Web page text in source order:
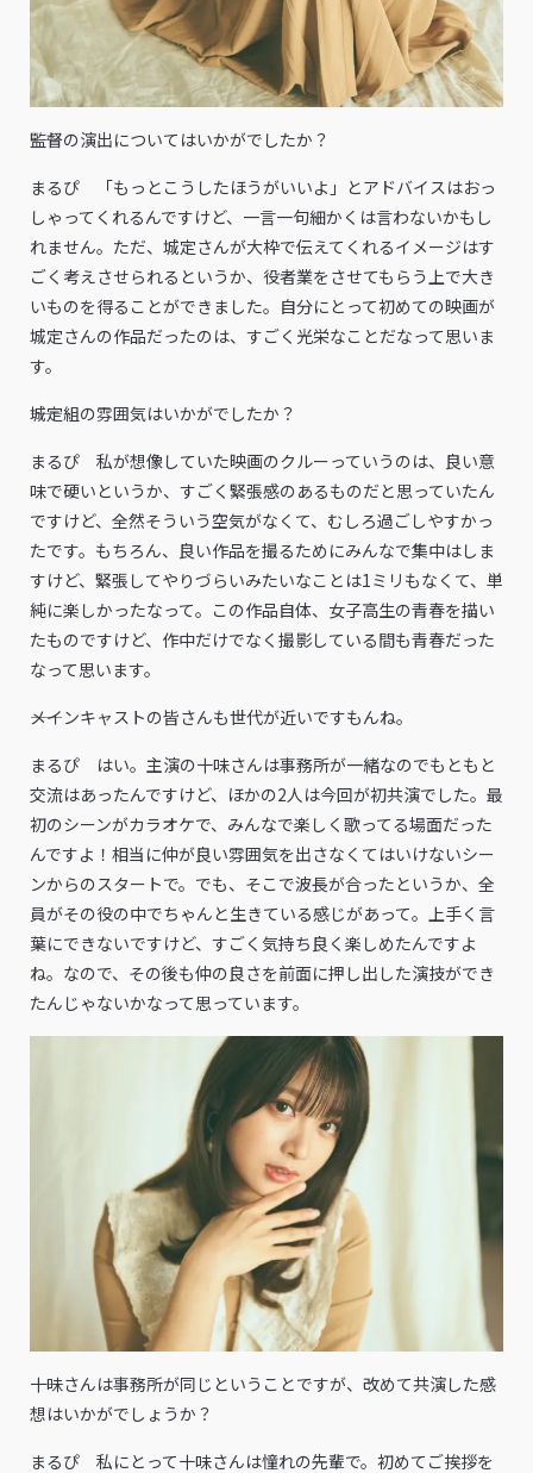
――監督の演出についてはいかがでしたか？
まるぴ 「もっとこうしたほうがいいよ」とアドバイスはおっ
しゃってくれるんですけど、一言一句細かくは言わないかもし
れません。ただ、城定さんが大枠で伝えてくれるイメージはす
ごく考えさせられるというか、役者業をさせてもらう上で大き
いものを得ることができました。自分にとって初めての映画が
城定さんの作品だったのは、すごく光栄なことだなって思いま
す。
――城定組の雰囲気はいかがでしたか？
まるぴ 私が想像していた映画のクルーっていうのは、良い意
味で硬いというか、すごく緊張感のあるものだと思っていたん
ですけど、全然そういう空気がなくて、むしろ過ごしやすかっ
たです。もちろん、良い作品を撮るためにみんなで集中はしま
すけど、緊張してやりづらいみたいなことは1ミリもなくて、単
純に楽しかったなって。この作品自体、女子高生の青春を描い
たものですけど、作中だけでなく撮影している間も青春だった
なって思います。
――メインキャストの皆さんも世代が近いですもんね。
まるぴ はい。主演の十味さんは事務所が一緒なのでもともと
交流はあったんですけど、ほかの2人は今回が初共演でした。最
初のシーンがカラオケで、みんなで楽しく歌ってる場面だった
んですよ！相当に仲が良い雰囲気を出さなくてはいけないシー
ンからのスタートで。でも、そこで波長が合ったというか、全
員がその役の中でちゃんと生きている感じがあって。上手く言
葉にできないですけど、すごく気持ち良く楽しめたんですよ
ね。なので、その後も仲の良さを前面に押し出した演技ができ
たんじゃないかなって思っています。
――十味さんは事務所が同じということですが、改めて共演した感
想はいかがでしょうか？
まるぴ 私にとって十味さんは憧れの先輩で。初めてご挨拶を